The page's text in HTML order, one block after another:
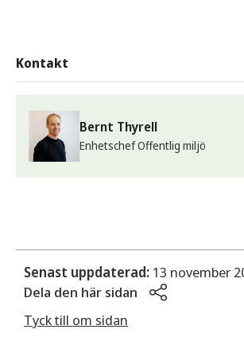
Kontakt
Bernt Thyrell
Enhetschef Offentlig miljö
Arbetsplats
Samhällsbyggnad - Offentlig miljö
Senast uppdaterad: 13 november
Dela den här sidan
Tyck till om sidan